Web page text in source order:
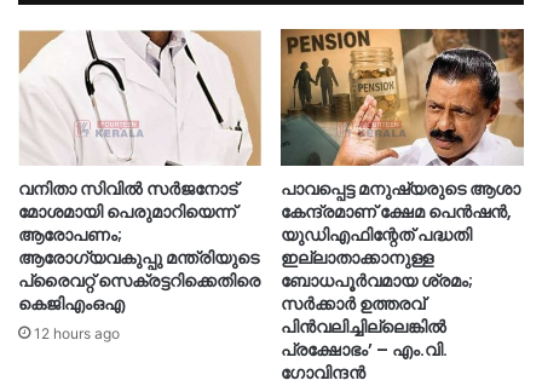
വനിതാ സിവിൽ സർജനോട്
മോശമായി പെരുമാറിയെന്ന്
ആരോപണം;
ആരോഗ്യവകുപ്പു മന്ത്രിയുടെ
പ്രൈവറ്റ് സെക്രട്ടറിക്കെതിരെ
കെജിഎംഒഎ
12 hours ago
പാവപ്പെട്ട മനുഷ്യരുടെ ആശാ
കേന്ദ്രമാണ് ക്ഷേമ പെൻഷൻ,
യുഡിഎഫിന്റേത് പദ്ധതി
ഇല്ലാതാക്കാനുള്ള
ബോധപൂർവമായ ശ്രമം;
സർക്കാർ ഉത്തരവ്
പിൻവലിച്ചില്ലെങ്കിൽ
പ്രക്ഷോഭം’ – എം.വി.
ഗോവിന്ദൻ